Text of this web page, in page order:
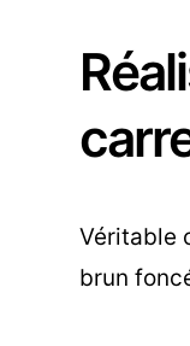
Véritable
brun